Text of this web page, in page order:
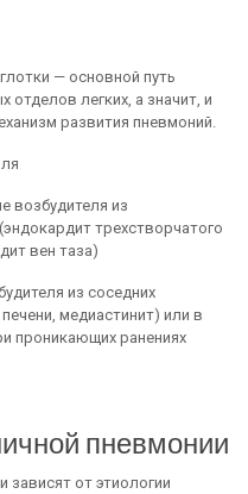
— основной путь
легких, а значит, и
развития пневмоний.
возбудителя из
трехстворчатого
вен таза)
из соседних
медиастинит) или в
проникающих ранениях
пневмонии
от эти­ологии